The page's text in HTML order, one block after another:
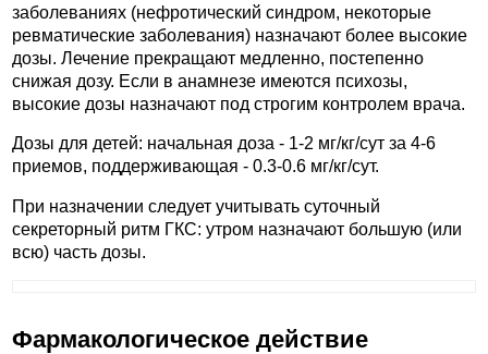
заболеваниях (нефротический синдром, некоторые
ревматические заболевания) назначают более высокие
дозы. Лечение прекращают медленно, постепенно
снижая дозу. Если в анамнезе имеются психозы,
высокие дозы назначают под строгим контролем врача.
Дозы для детей: начальная доза - 1-2 мг/кг/сут за 4-6
приемов, поддерживающая - 0.3-0.6 мг/кг/сут.
При назначении следует учитывать суточный
секреторный ритм ГКС: утром назначают большую (или
всю) часть дозы.
Фармакологическое действие